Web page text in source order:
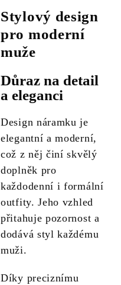
Stylový design
pro moderní
muže
Důraz na detail
a eleganci
Design náramku je
elegantní a moderní,
což z něj činí skvělý
doplněk pro
každodenní i formální
outfity. Jeho vzhled
přitahuje pozornost a
dodává styl každému
muži.
Díky preciznímu